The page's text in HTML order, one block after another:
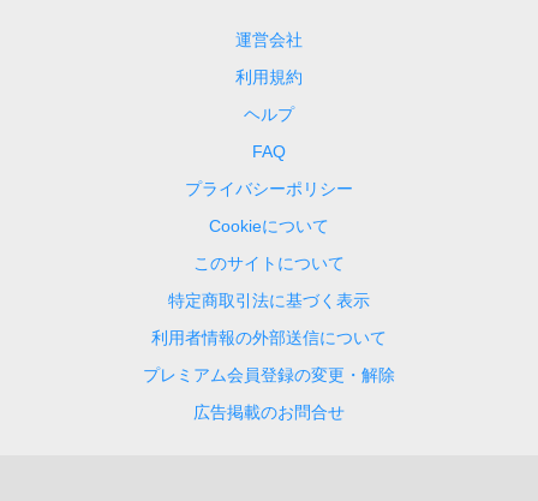
運営会社
利用規約
ヘルプ
FAQ
プライバシーポリシー
Cookieについて
このサイトについて
特定商取引法に基づく表示
利用者情報の外部送信について
プレミアム会員登録の変更・解除
広告掲載のお問合せ